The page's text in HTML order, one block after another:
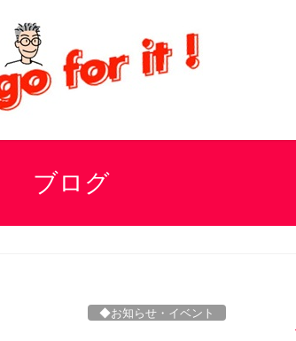
ブログ
◆お知らせ・イベント